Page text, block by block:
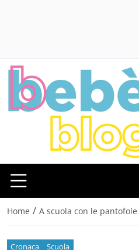
Home / A scuola con le
Cronaca Scuola